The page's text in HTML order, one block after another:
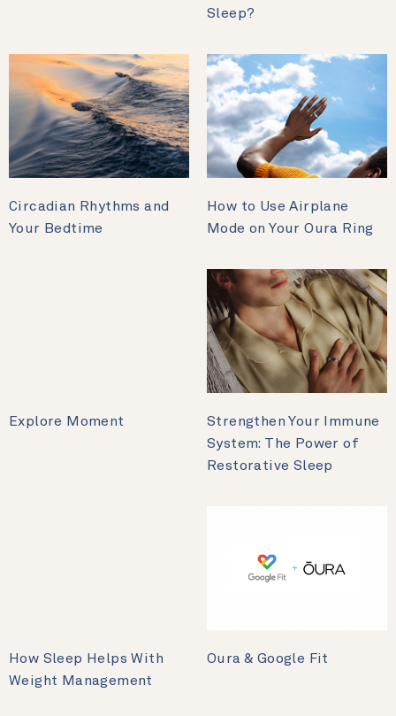
Sleep?
Circadian Rhythms and
Your Bedtime
How to Use Airplane
Mode on Your Oura Ring
Explore Moment
Strengthen Your Immune
System: The Power of
Restorative Sleep
How Sleep Helps With
Weight Management
Oura & Google Fit